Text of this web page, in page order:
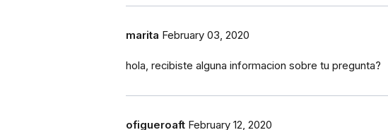
marita February 03, 2020
hola, recibiste alguna informacion sobre tu pregunta?
ofigueroaft February 12, 2020